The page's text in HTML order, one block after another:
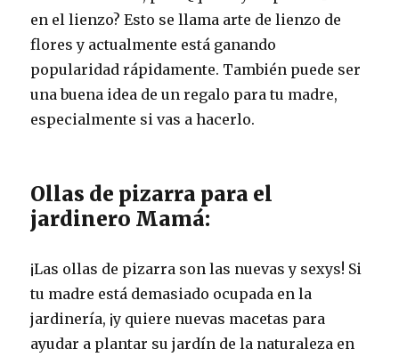
en el lienzo? Esto se llama arte de lienzo de
flores y actualmente está ganando
popularidad rápidamente. También puede ser
una buena idea de un regalo para tu madre,
especialmente si vas a hacerlo.
Ollas de pizarra para el
jardinero Mamá:
¡Las ollas de pizarra son las nuevas y sexys! Si
tu madre está demasiado ocupada en la
jardinería, ¡y quiere nuevas macetas para
ayudar a plantar su jardín de la naturaleza en